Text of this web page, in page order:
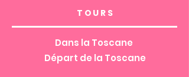
TOURS
Dans la Toscane
Départ de la Toscane